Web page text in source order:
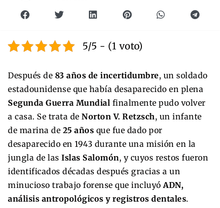
5/5 - (1 voto)
Después de 83 años de incertidumbre, un soldado
estadounidense que había desaparecido en plena
Segunda Guerra Mundial finalmente pudo volver
a casa. Se trata de Norton V. Retzsch, un infante
de marina de 25 años que fue dado por
desaparecido en 1943 durante una misión en la
jungla de las Islas Salomón, y cuyos restos fueron
identificados décadas después gracias a un
minucioso trabajo forense que incluyó ADN,
análisis antropológicos y registros dentales.